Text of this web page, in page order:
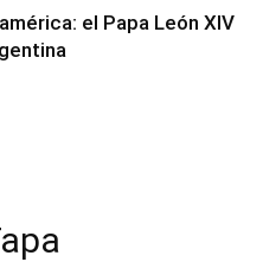
el Papa León XIV